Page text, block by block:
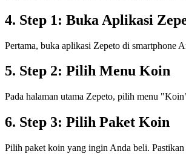
4. Step 1: Buka Aplikasi
Pertama, buka aplikasi Zepeto di smartphone
5. Step 2: Pilih Menu Koin
Pada halaman utama Zepeto, pilih menu
6. Step 3: Pilih Paket Koin
Pilih paket koin yang ingin Anda beli.